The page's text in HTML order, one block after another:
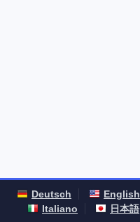
Deutsch English
Italiano
日本語